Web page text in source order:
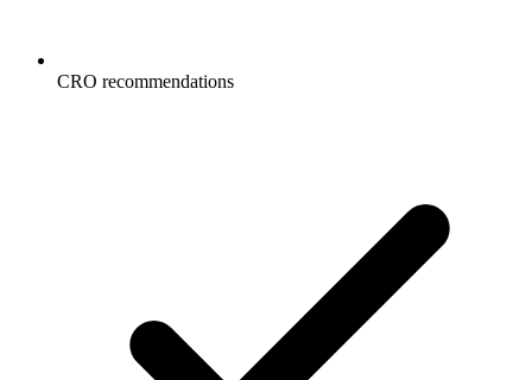
CRO recommendations